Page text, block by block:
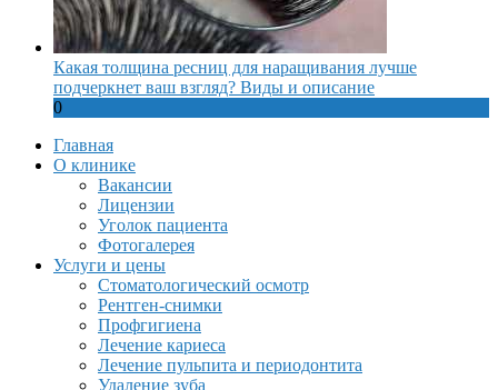
Какая толщина ресниц для наращивания лучше
подчеркнет ваш взгляд? Виды и описание
0
Главная
О клинике
Вакансии
Лицензии
Уголок пациента
Фотогалерея
Услуги и цены
Стоматологический осмотр
Рентген-снимки
Профгигиена
Лечение кариеса
Лечение пульпита и периодонтита
Удаление зуба